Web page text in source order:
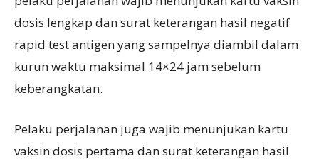
dosis lengkap dan surat keterangan hasil negatif
rapid test antigen yang sampelnya diambil dalam
kurun waktu maksimal 14×24 jam sebelum
keberangkatan.
Pelaku perjalanan juga wajib menunjukan kartu
vaksin dosis pertama dan surat keterangan hasil